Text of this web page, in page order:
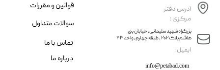
​ایمیل :
آدرس دفتر
مرکزی :
info@petabad.com
​​بزرگراه شهید سلیمانی، خیابان بنی
هاشم پلاک ۲۰۲ ، طبقه چهارم، واحد ۴۳
قوانین و مقررات
سوالات متداول
تماس با ما
درباره ما